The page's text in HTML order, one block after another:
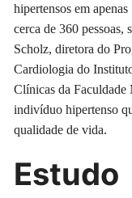
hipertensos em
cerca de 360 pessoas,
Scholz, diretora do
Cardiologia do
Clínicas da Faculdade
indivíduo hipertenso
qualidade de vida.
Estudo